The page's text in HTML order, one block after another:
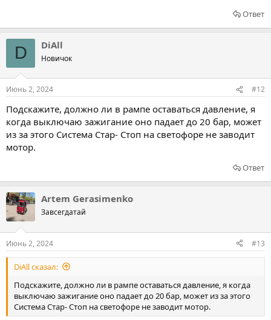
Ответ
D DiAll
Новичок
Июнь 2, 2024 #12
Подскажите, должно ли в рампе оставаться давление, я
когда выключаю зажигание оно падает до 20 бар, может
из за этого Система Стар- Стоп на светофоре не заводит
мотор.
Ответ
Artem Gerasimenko
Завсегдатай
Июнь 2, 2024 #13
DiAll сказал:
Подскажите, должно ли в рампе оставаться давление, я когда
выключаю зажигание оно падает до 20 бар, может из за этого
Система Стар- Стоп на светофоре не заводит мотор.